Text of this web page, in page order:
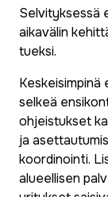
Selvityksessä
aikavälin
tueksi.
selkeä
ohjeistukset
ja
koordinointi.
alueellisen